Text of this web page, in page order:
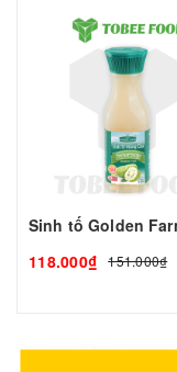
118.000₫
151.000₫